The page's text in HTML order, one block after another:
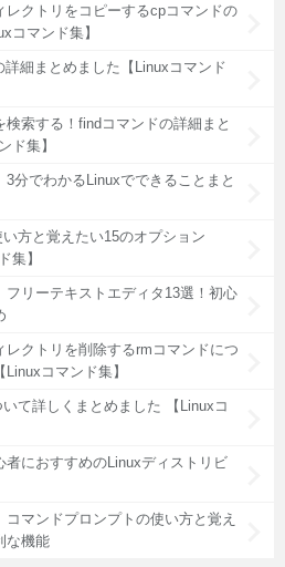
レクトリをコピーするcpコマンドの
コマンド集】
詳細まとめました【Linuxコマンド
検索する！findコマンドの詳細まと
ド集】
3分でわかるLinuxでできることまと
方と覚えたい15のオプション
集】
フリーテキストエディタ13選！初心
レクトリを削除するrmコマンドにつ
コマンド集】
て詳しくまとめました 【Linuxコ
者におすすめのLinuxディストリビ
コマンドプロンプトの使い方と覚え
な機能